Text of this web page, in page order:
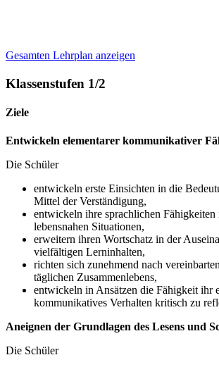
Gesamten Lehrplan anzeigen
Klassenstufen 1/2
Ziele
Entwickeln elementarer kommunikativer
Die Schüler
entwickeln erste Einsichten in die
Mittel der Verständigung,
entwickeln ihre sprachlichen Fähigkeiten
lebensnahen Situationen,
erweitern ihren Wortschatz in der
vielfältigen Lerninhalten,
richten sich zunehmend nach
täglichen Zusammenlebens,
entwickeln in Ansätzen die Fähigkeit ihr
kommunikatives Verhalten kritisch zu
Aneignen der Grundlagen des Lesens und
Die Schüler